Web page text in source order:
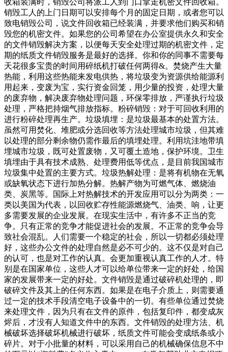
收箱装满时，销毁公司将派工人到门口拿走机密文件回收箱。
销毁工人的上门日期可以安排每个月的固定日期，或者您可以
致电销毁公司，说文件回收箱已经装满，并要求他们购买和销
毁您的机密文件。如果您的公司希望在办公室提供永久和安全
的文件销毁解决方案，以便每天安全处理过期的机密文件，定
期的纸质文件销毁服务是最好的选择。你和你的同事不需要每
天花很多宝贵的时间用碎纸机打破任何两得&。焚烧产生大量
热能，利用这些热能来发电供热，将垃圾变为资源供给能源利
用起来，变废为宝，实行资金回笼，用少量的投资，处理大量
的废弃物，解决废弃物处理问题，环保零排放，严谨执行垃圾
处理，严格把持烟气排放指标。粉碎销毁：对于可回收利用的
进行粉碎处理再生产。垃圾填埋：是垃圾最基本的处置方法。
虽然可用焚化、堆肥或分选回收等方法处理城市垃圾，但其难
以处理的部分剩余物仍需作最后的填埋处理。利用坑洼地带填
埋城市垃圾，既可处置废物，又可覆土造地，保护环境。卫生
填埋由于具有技术成熟、处理费用低等优点，是目前我国城市
垃圾集中处置的主要方式。垃圾热解处理：是将有机物在无氧
或缺氧状态下进行加热分解。热解产物为可燃气体、燃烧油
类、炭黑等。国际上对热解技术的开发应用可以分为两类：一
类以美国为代表，以回收贮存性能源燃烧气、油类、响，让更
多需要发展的企业发展。在现实生活中，有许多不正当的竞
争。只有正常的竞争才能促进社会的发展。不正常的竞争会导
致社会混乱。人们需要一个稳定的社会，所以一切都必须处理
好，这些办公文件的处理自然是必不可少的。这不仅是对自己
的认可，也是对工作的认真。会更加重视认真工作的人才。特
别是在国家单位，这些人才可以给单位带来一定的好处，给国
家的发展带来一定的好处。文件销毁是通过破碎机处理的，即
破碎文件及其上的任何东西。如果是在电子介质上，则需要通
过一定的技术手段清空电子设备中的一切。有些单位通过焚烧
来处理文件，因为只有在文件的原件，包括复印件，都变成灰
烬后，才没有人知道文件中的东西。文件销毁的处理方法、机
械破坏选择破坏机械进行破坏，纸质文件可能会变成纸条或小
碎片。对于小批量的材料，可以采用自己的机械确保信息不中